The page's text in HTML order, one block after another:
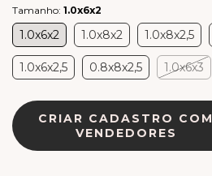
Tamanho: 1.0x6x2
1.0x6x2 1.0x8x2 1.0x8x2,5
1.0x6x2,5 0.8x8x2,5 1.0x6x3
CRIAR CADASTRO COM
VENDEDORES